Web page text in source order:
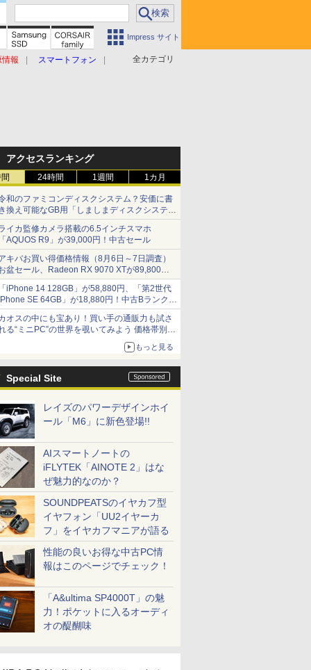
Impress サイト
全カテゴリ
情報 スマートフォン
アクセスランキング
24時間 1週間 1カ月
和のファミコンディスクシステム？安価に書
換え可能なGB用「しましまディスクシステ
」
イカ監修カメラ搭載の6.5インチスマホ
AQUOS R9」が39,000円！中古セール
キバお買い得価格情報（8月6日～7日調査）
盆セール、Radeon RX 9070 XTが89,800
、水平周波数24.8kHz対応の17型モニターが
円、暑さ指数連動セール ほか
iPhone 14 128GB」が58,880円、「第2世代
SE 64GB」が18,880円！中古Bランク品
ール
オスの中にも宝あり！買い手の通販力も試さ
る“ミニPC”の世界を覗いてみよう 価格帯別に
様や特徴を整理、11製品をピックアップ text
もっと見る
Special Site
レイズのパワーデザインホイ
ール「M6」に新色登場!!
AIスマートノートの
iFLYTEK「AINOTE 2」はな
ぜ魅力的なのか？
SOUNDPEATSのイヤカフ型
イヤフォン「UU2イヤーカ
フ」をイヤカフマニアが語る
性能の良いお得な中古PC情
報はこのページでチェック！
「A&ultima SP4000T」の魅
力！ポケットに入るオーディ
オの醍醐味